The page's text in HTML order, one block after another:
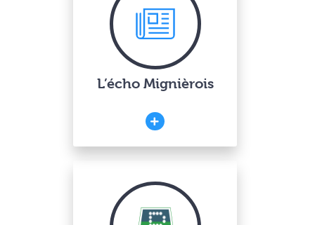
L’écho Mignièrois